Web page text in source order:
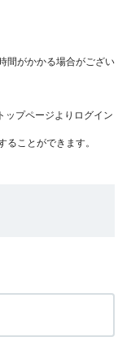
間がかかる場合がござい
ップページよりログイン
ことができます。